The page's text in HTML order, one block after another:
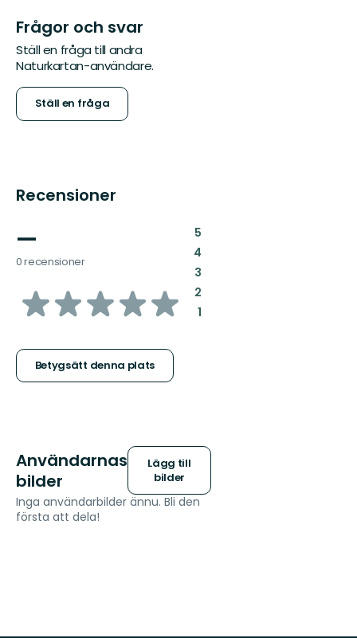
Frågor och svar
Ställ en fråga till andra
Naturkartan-användare.
Ställ en fråga
Recensioner
—
0 recensioner
av
stjärnor
Betygsätt denna plats
5:
4:
3:
2:
1:
Användarnas
bilder
Lägg till
bilder
Inga användarbilder ännu. Bli den
första att dela!